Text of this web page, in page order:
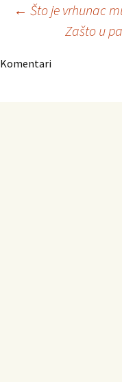
članaka
← Što je vrhunac
Zašto u
Komentari